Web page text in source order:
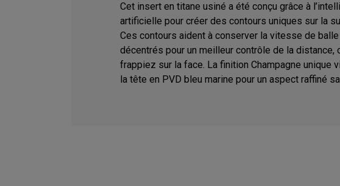
Cet insert en titane usiné a été conçu grâce à
artificielle pour créer des contours uniques sur la
Ces contours aident à conserver la vitesse de
décentrés pour un meilleur contrôle de la distance,
frappiez sur la face. La finition Champagne unique
la tête en PVD bleu marine pour un aspect raffiné